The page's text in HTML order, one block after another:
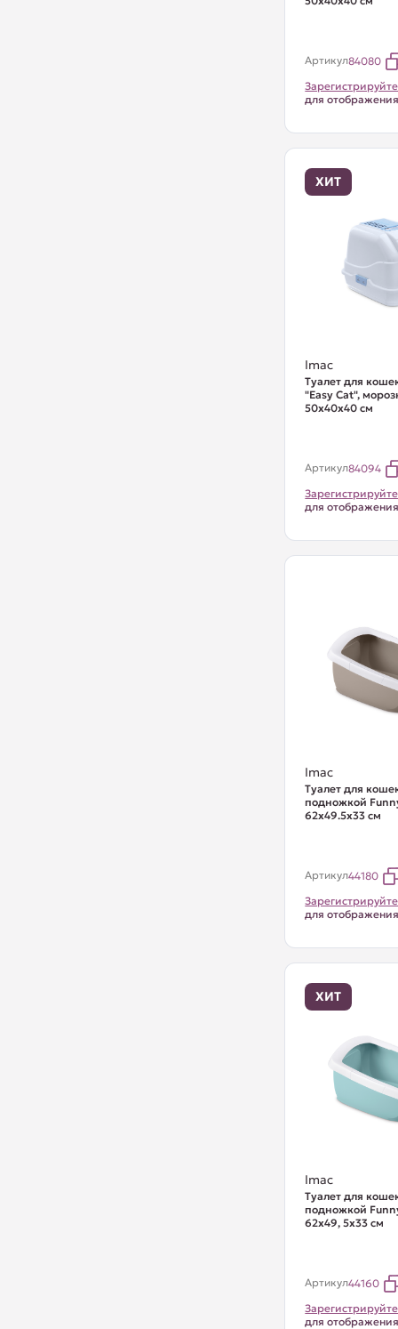
Артикул84080
для
ХИТ
Imac
Туалет для
"Easy Cat",
50х40х40 см
Артикул84094
для
Imac
Туалет для
подножкой
62х49.5х33 см
Артикул44180
для
ХИТ
Imac
Туалет для
подножкой
62х49, 5х33 см
Артикул44160
для